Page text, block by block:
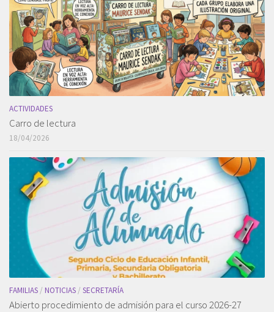
ACTIVIDADES
Carro de lectura
18/04/2026
FAMILIAS / NOTICIAS / SECRETARÍA
Abierto procedimiento de admisión para el curso 2026-27